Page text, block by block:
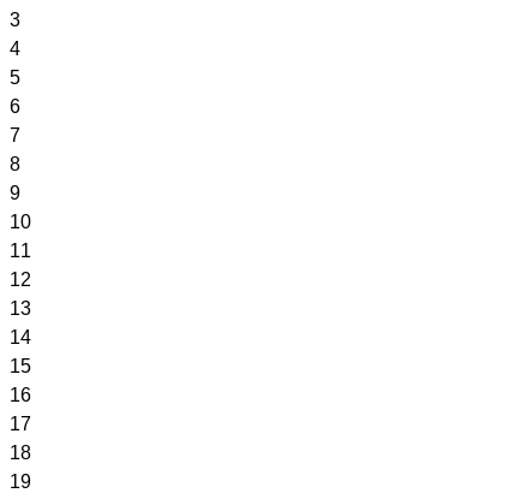
3
4
5
6
7
8
9
10
11
12
13
14
15
16
17
18
19